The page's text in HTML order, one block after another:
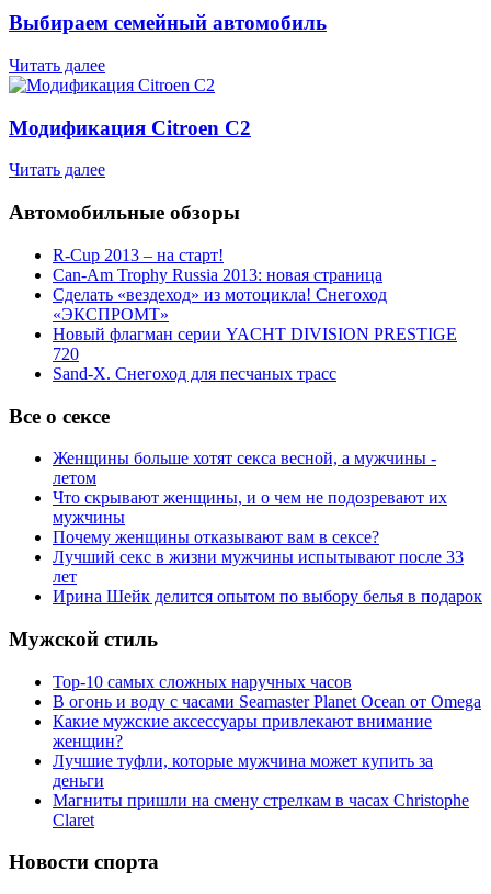
Выбираем семейный автомобиль
Читать далее
Модификация Citroen С2
Читать далее
Автомобильные обзоры
R-Cup 2013 – на старт!
Can-Am Trophy Russia 2013: новая страница
Сделать «вездеход» из мотоцикла! Снегоход
«ЭКСПРОМТ»
Новый флагман серии YACHT DIVISION PRESTIGE
720
Sand-X. Снегоход для песчаных трасс
Все о сексе
Женщины больше хотят секса весной, а мужчины -
летом
Что скрывают женщины, и о чем не подозревают их
мужчины
Почему женщины отказывают вам в сексе?
Лучший секс в жизни мужчины испытывают после 33
лет
Ирина Шейк делится опытом по выбору белья в подарок
Мужской стиль
Top-10 самых сложных наручных часов
В огонь и воду с часами Seamaster Planet Ocean от Omega
Какие мужские аксессуары привлекают внимание
женщин?
Лучшие туфли, которые мужчина может купить за
деньги
Магниты пришли на смену стрелкам в часах Christophe
Claret
Новости спорта